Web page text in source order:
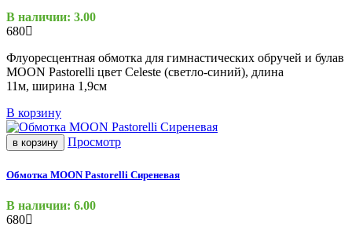
В наличии: 3.00
680
Флуоресцентная обмотка для гимнастических обручей и булав
MOON Pastorelli цвет Celeste (светло-синий), длина
11м, ширина 1,9см
В корзину
в корзину Просмотр
Обмотка MOON Pastorelli Сиреневая
В наличии: 6.00
680